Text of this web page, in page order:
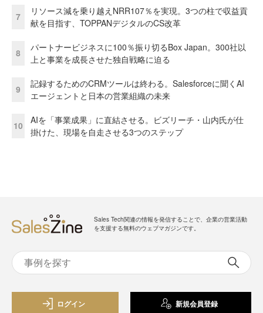
7
リソース減を乗り越えNRR107％を実現。3つの柱で収益貢
献を目指す、TOPPANデジタルのCS改革
8
パートナービジネスに100％振り切るBox Japan。300社以
上と事業を成長させた独自戦略に迫る
9
記録するためのCRMツールは終わる。Salesforceに聞くAI
エージェントと日本の営業組織の未来
10
AIを「事業成果」に直結させる。ビズリーチ・山内氏が仕
掛けた、現場を自走させる3つのステップ
Sales Tech関連の情報を発信することで、企業の営業活動
を支援する無料のウェブマガジンです。
ログイン 新規会員登録